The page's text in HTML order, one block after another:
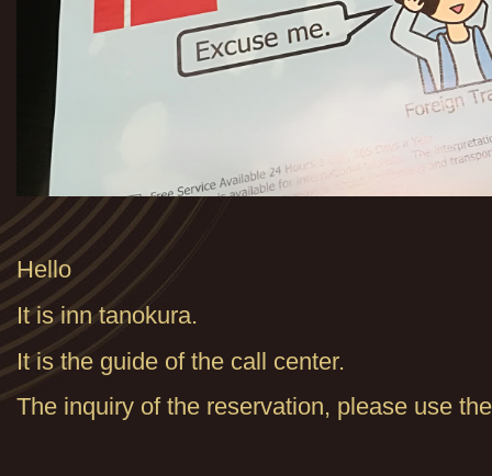
Hello
It is inn tanokura.
It is the guide of the call center.
The inquiry of the reservation, please use